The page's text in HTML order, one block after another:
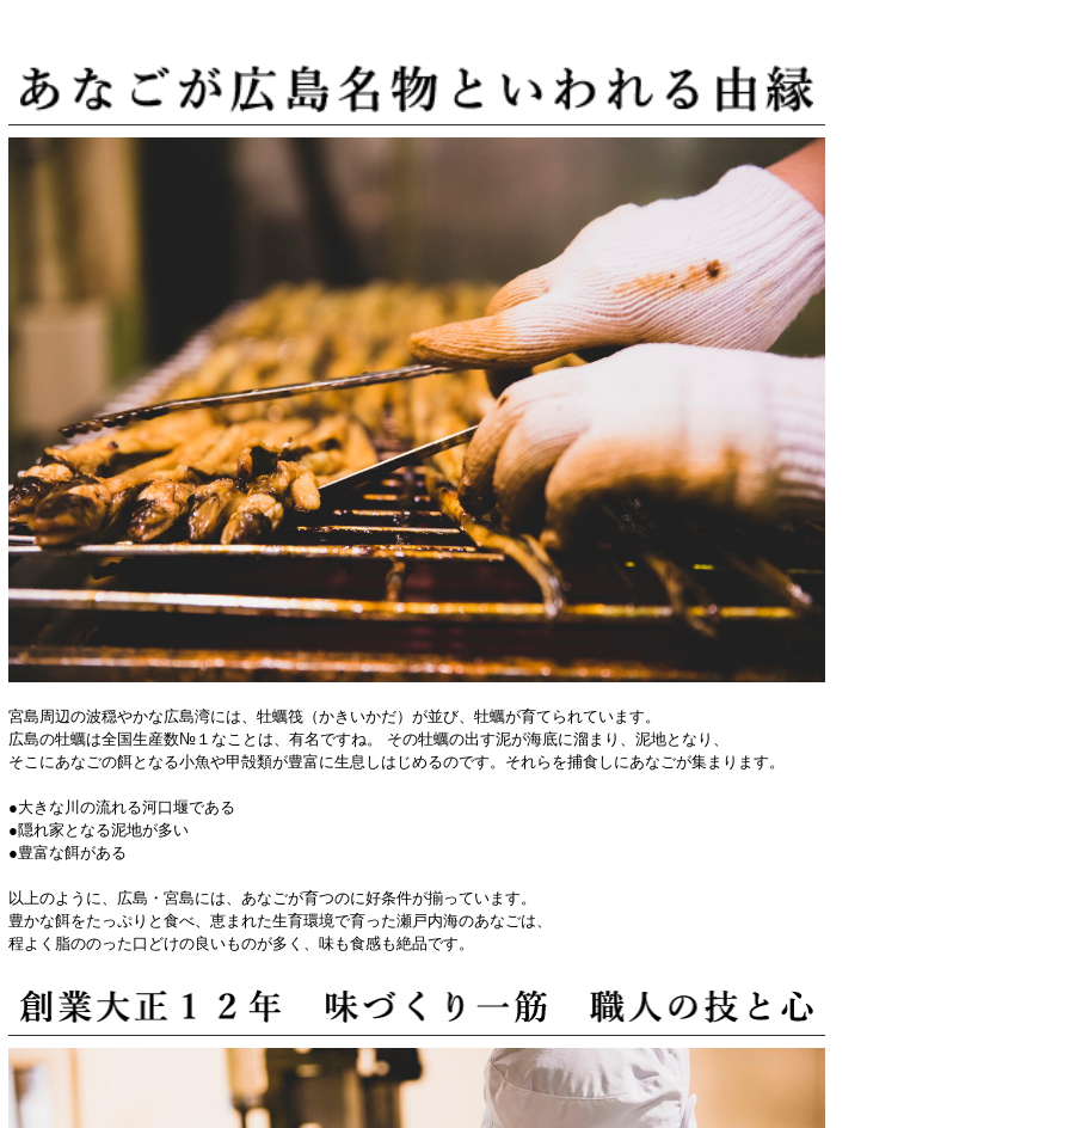
宮島周辺の波穏やかな広島湾には、牡蠣筏（かきいかだ）が並び、牡蠣が育てられています。
広島の牡蠣は全国生産数№１なことは、有名ですね。 その牡蠣の出す泥が海底に溜まり、泥地となり、
そこにあなごの餌となる小魚や甲殻類が豊富に生息しはじめるのです。それらを捕食しにあなごが集まります。
●大きな川の流れる河口堰である
●隠れ家となる泥地が多い
●豊富な餌がある
以上のように、広島・宮島には、あなごが育つのに好条件が揃っています。
豊かな餌をたっぷりと食べ、恵まれた生育環境で育った瀬戸内海のあなごは、
程よく脂ののった口どけの良いものが多く、味も食感も絶品です。